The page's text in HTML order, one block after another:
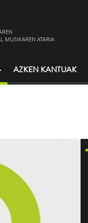
MUSIKAREN ATARIA
AZKEN KANTUAK